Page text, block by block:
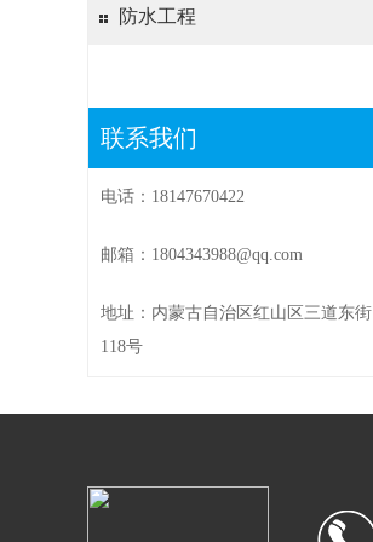
防水工程
联系我们
电话：18147670422
邮箱：1804343988@qq.com
地址：内蒙古自治区红山区三道东街
118号